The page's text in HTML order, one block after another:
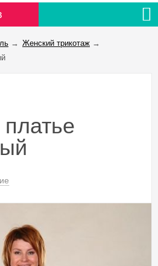
→ Женский трикотаж →